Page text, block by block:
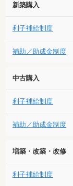
新築購入
利子補給制度
補助／助成金制度
中古購入
利子補給制度
補助／助成金制度
増築・改築・改修
利子補給制度